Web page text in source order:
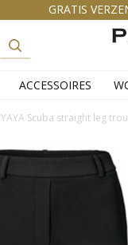
GRATIS
ACCESSOIRES
YAYA Scuba straight leg